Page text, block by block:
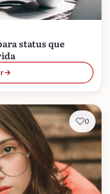
status que
0